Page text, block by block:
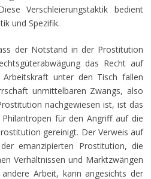
Verschleierungstaktik bedient
und Spezifik.
der Notstand in der Prostitution
das Recht auf
unter den Tisch fallen
unmittelbaren Zwangs, also
nachgewiesen ist, ist das
für den Angriff auf die
gereinigt. Der Verweis auf
emanzipierten Prostitution, die
Verhältnissen und Marktzwängen
Arbeit, kann angesichts der